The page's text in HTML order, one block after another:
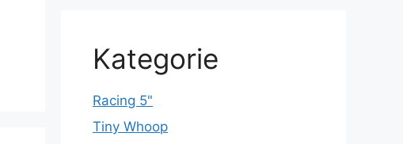
Kategorie
Racing 5"
Tiny Whoop